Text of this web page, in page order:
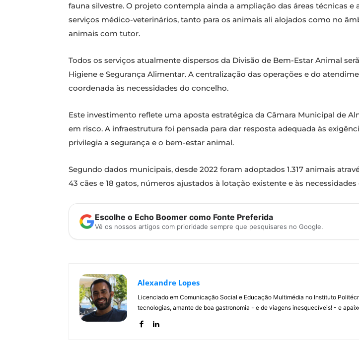
fauna silvestre. O projeto contempla ainda a ampliação das áreas técnicas
serviços médico-veterinários, tanto para os animais ali alojados como no
animais com tutor.
Todos os serviços atualmente dispersos da Divisão de Bem-Estar Animal
Higiene e Segurança Alimentar. A centralização das operações e do
coordenada às necessidades do concelho.
Este investimento reflete uma aposta estratégica da Câmara Municipal de
em risco. A infraestrutura foi pensada para dar resposta adequada às
privilegia a segurança e o bem-estar animal.
Segundo dados municipais, desde 2022 foram adoptados 1.317 animais
43 cães e 18 gatos, números ajustados à lotação existente e às
Escolhe o Echo Boomer como Fonte Preferida
Vê os nossos artigos com prioridade sempre que pesquisares no Google.
Alexandre Lopes
Licenciado em Comunicação Social e Educação Multimédia no Instituto
tecnologias, amante de boa gastronomia - e de viagens inesquecíveis! - e